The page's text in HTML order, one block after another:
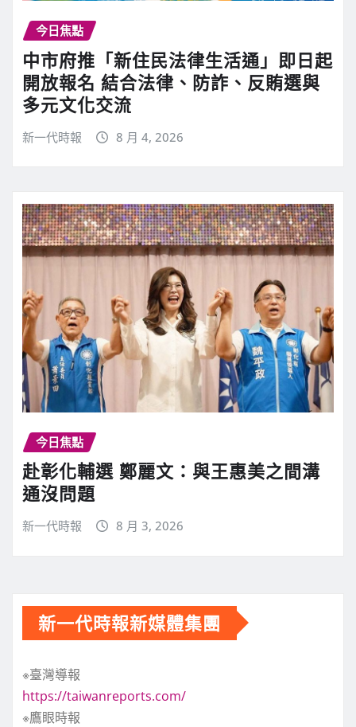
今日焦點
中市府推「新住民法律生活通」即日起
開放報名 結合法律、防詐、反賄選與
多元文化交流
新一代時報 8 月 4, 2026
今日焦點
赴彰化輔選 鄭麗文：與王惠美之間溝
通沒問題
新一代時報 8 月 3, 2026
新一代時報新媒體集團
※臺灣導報
https://taiwanreports.com/
※鷹眼時報